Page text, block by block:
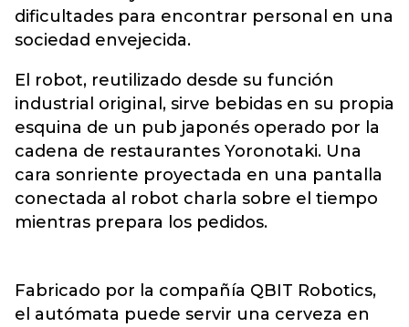
dificultades para encontrar personal en una
sociedad envejecida.
El robot, reutilizado desde su función
industrial original, sirve bebidas en su propia
esquina de un pub japonés operado por la
cadena de restaurantes Yoronotaki. Una
cara sonriente proyectada en una pantalla
conectada al robot charla sobre el tiempo
mientras prepara los pedidos.
Fabricado por la compañía QBIT Robotics,
el autómata puede servir una cerveza en